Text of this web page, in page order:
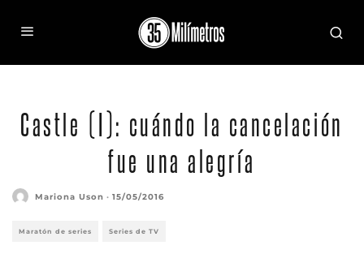
Castle (I): cuándo la cancelación
fue una alegría
Mariona Uson · 15/05/2016
Maratón de series Series de TV